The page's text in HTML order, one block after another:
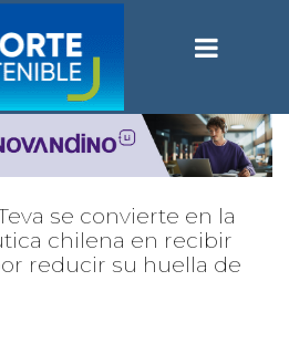
se convierte en la
chilena en recibir
reducir su huella de